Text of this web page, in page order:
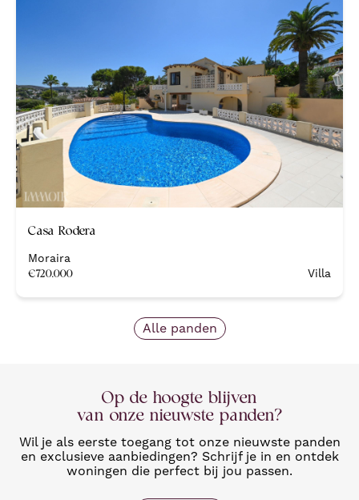
Casa Rodera
Moraira
€720.000 Villa
Alle panden
Op de hoogte blijven
van onze nieuwste panden?
Wil je als eerste toegang tot onze nieuwste panden
en exclusieve aanbiedingen? Schrijf je in en ontdek
woningen die perfect bij jou passen.